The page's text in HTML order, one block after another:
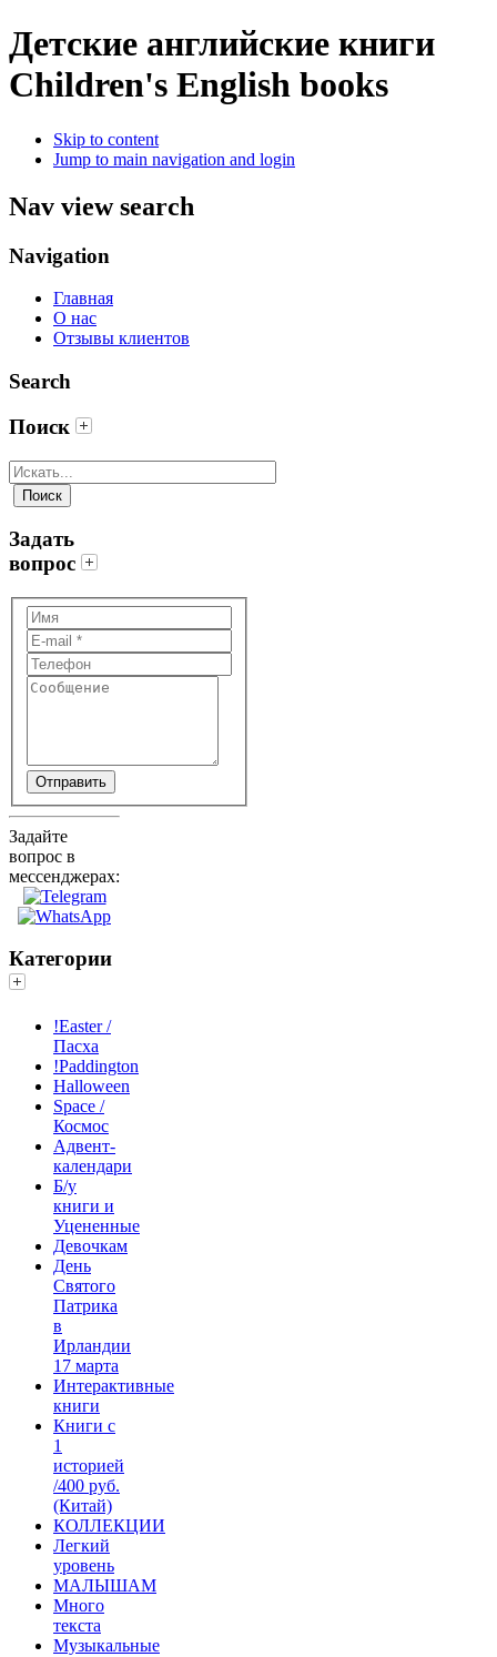
Детские английские книги
Children's English books
Skip to content
Jump to main navigation and login
Nav view search
Navigation
Главная
О нас
Отзывы клиентов
Search
Поиск
Задать
вопрос
Отправить
Задайте
вопрос в
мессенджерах:
Категории
!Easter /
Пасха
!Paddington
Halloween
Space /
Космос
Адвент-
календари
Б/у
книги и
Уцененные
Девочкам
День
Святого
Патрика
в
Ирландии
17 марта
Интерактивные
книги
Книги с
1
историей
/400 руб.
(Китай)
КОЛЛЕКЦИИ
Легкий
уровень
МАЛЫШАМ
Много
текста
Музыкальные